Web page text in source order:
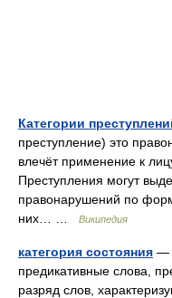
Категории
преступление) это
влечёт применение к
Преступления могут
правонарушений по
них… …
Википедия
категория состояния —
предикативные слова,
разряд слов,